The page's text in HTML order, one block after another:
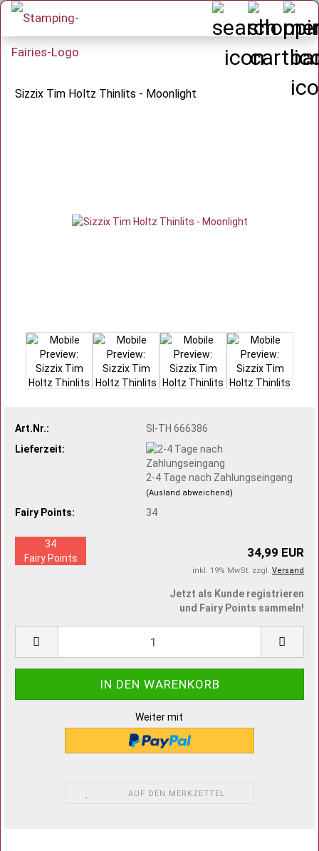
Sizzix Tim Holtz Thinlits - Moonlight
Art.Nr.:
SI-TH 666386
Lieferzeit:
2-4 Tage nach Zahlungseingang
(Ausland abweichend)
Fairy Points: 34
34,99 EUR
inkl. 19% MwSt. zzgl. Versand
34
Fairy Points
Jetzt als Kunde registrieren
und Fairy Points sammeln!
Weiter mit
AUF DEN MERKZETTEL